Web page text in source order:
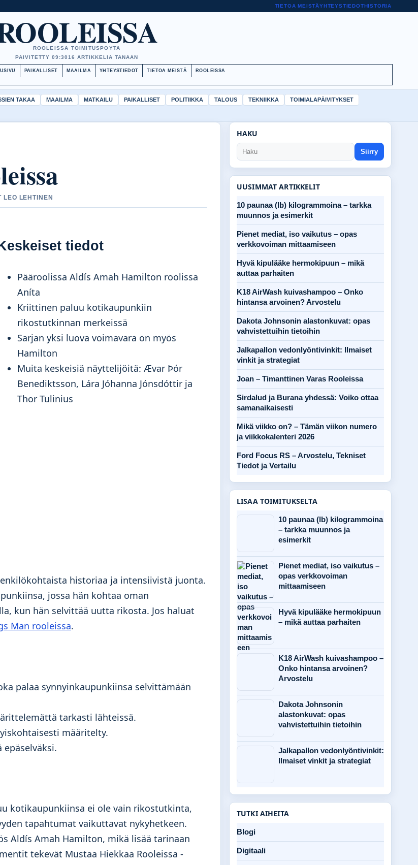
TIETOA MEISTÄYHTEYSTIEDOTHISTORIA
ROOLEISSA TOIMITUSPOYTA
PAIVITETTY 09:3016 ARTIKKELIA TANAAN
PAIKALLISET MAAILMA YHTEYSTIEDOT TIETOA MEISTÄ ROOLEISSA
TAKAA MAAILMA MATKAILU PAIKALLISET POLITIIKKA TALOUS TEKNIIKKA
TOIMIALAPÄIVITYKSET
LEHTINEN
tiedot
Pääroolissa Aldís Amah Hamilton roolissa
Aníta
Kriittinen paluu kotikaupunkiin
rikostutkinnan merkeissä
Sarjan yksi luova voimavara on myös
Hamilton
Muita keskeisiä näyttelijöitä: Ævar Þór
Benediktsson, Lára Jóhanna Jónsdóttir ja
Thor Tulinius
historiaa ja intensiivistä juonta.
jossa hän kohtaa oman
kun hän selvittää uutta rikosta. Jos haluat
Man rooleissa.
palaa synnyinkaupunkiinsa selvittämään
tarkasti lähteissä.
määritelty.
kotikaupunkiinsa ei ole vain rikostutkinta,
tapahtumat vaikuttavat nykyhetkeen.
Aldís Amah Hamilton, mikä lisää tarinaan
tekevät Mustaa Hiekkaa Rooleissa -
HAKU
Siirry
UUSIMMAT ARTIKKELIT
10 paunaa (lb) kilogrammoina – tarkka
muunnos ja esimerkit
Pienet mediat, iso vaikutus – opas
verkkovoiman mittaamiseen
Hyvä kipulääke hermokipuun – mikä
auttaa parhaiten
K18 AirWash kuivashampoo – Onko
hintansa arvoinen? Arvostelu
Dakota Johnsonin alastonkuvat: opas
vahvistettuihin tietoihin
Jalkapallon vedonlyöntivinkit: Ilmaiset
vinkit ja strategiat
Joan – Timanttinen Varas Rooleissa
Sirdalud ja Burana yhdessä: Voiko ottaa
samanaikaisesti
Mikä viikko on? – Tämän viikon numero
ja viikkokalenteri 2026
Ford Focus RS – Arvostelu, Tekniset
Tiedot ja Vertailu
LISAA TOIMITUKSELTA
10 paunaa (lb) kilogrammoina
– tarkka muunnos ja
esimerkit
Pienet mediat, iso vaikutus –
opas verkkovoiman
mittaamiseen
Hyvä kipulääke hermokipuun
– mikä auttaa parhaiten
K18 AirWash kuivashampoo –
Onko hintansa arvoinen?
Arvostelu
Dakota Johnsonin
alastonkuvat: opas
vahvistettuihin tietoihin
Jalkapallon vedonlyöntivinkit:
Ilmaiset vinkit ja strategiat
TUTKI AIHEITA
Blogi
Digitaali